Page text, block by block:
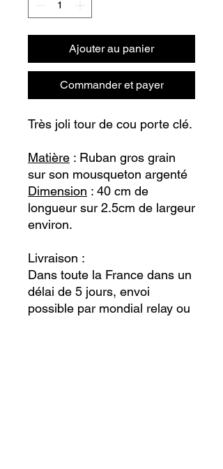
Ajouter au panier
Commander et payer
Très joli tour de cou porte clé.
Matière : Ruban gros grain
sur son mousqueton argenté
Dimension : 40 cm de
longueur sur 2.5cm de largeur
environ.
Livraison :
Dans toute la France dans un
délai de 5 jours, envoi
possible par mondial relay ou